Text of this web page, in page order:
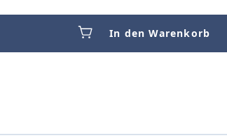
In den Warenkorb